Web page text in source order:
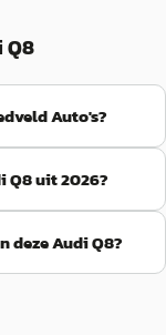
Q8
Auto's?
Q8 uit 2026?
deze Audi Q8?